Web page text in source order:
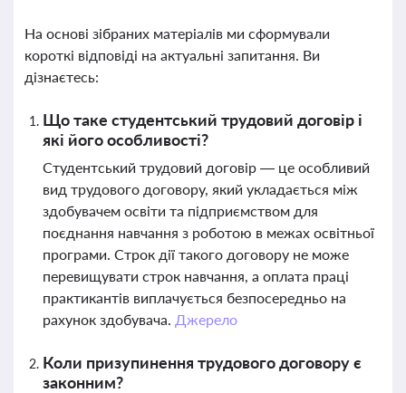
На основі зібраних матеріалів ми сформували
короткі відповіді на актуальні запитання. Ви
дізнаєтесь:
Що таке студентський трудовий договір і
які його особливості?
Студентський трудовий договір — це особливий
вид трудового договору, який укладається між
здобувачем освіти та підприємством для
поєднання навчання з роботою в межах освітньої
програми. Строк дії такого договору не може
перевищувати строк навчання, а оплата праці
практикантів виплачується безпосередньо на
рахунок здобувача. Джерело
Коли призупинення трудового договору є
законним?